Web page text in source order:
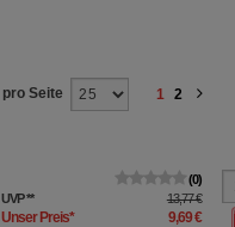
pro Seite
1 2
0
UVP** 13,77 €
Unser Preis* 9,69 €